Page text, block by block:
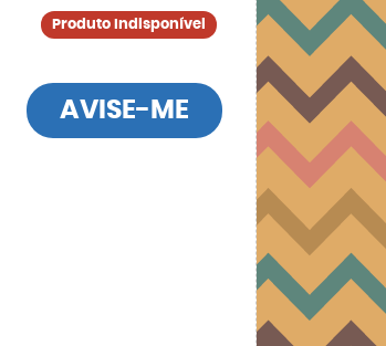
Produto Indisponível
AVISE-ME